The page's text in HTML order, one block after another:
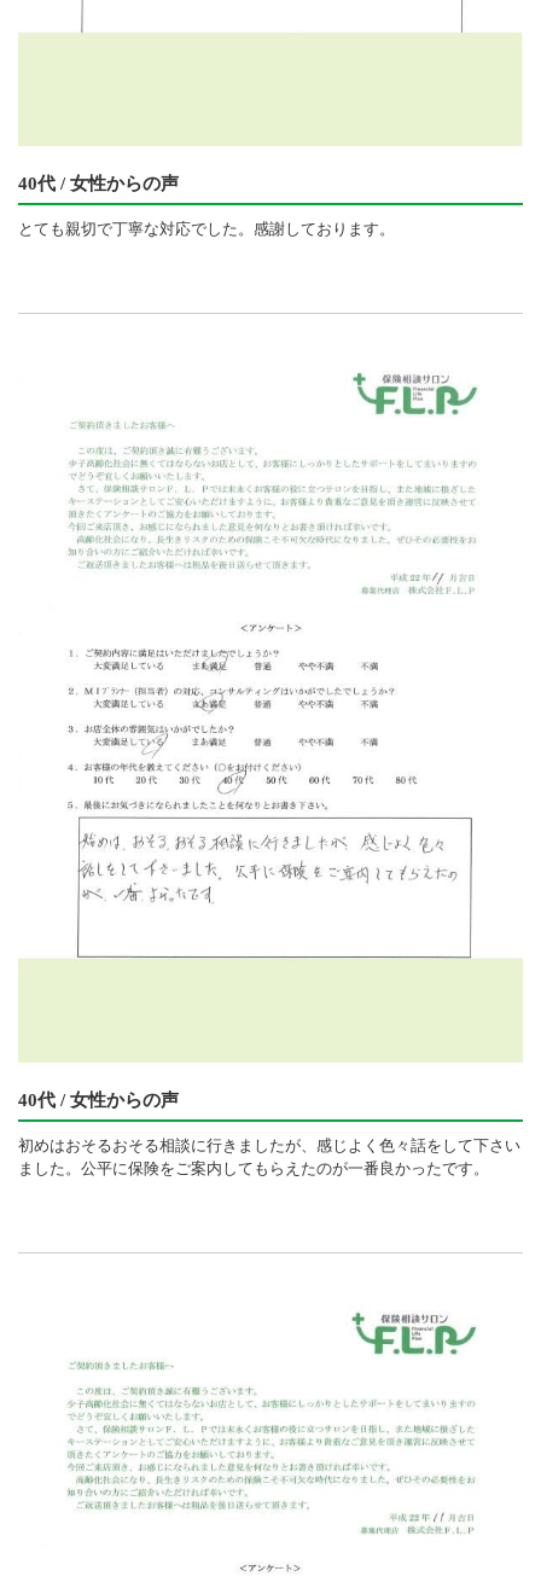
40代 / 女性からの声
とても親切で丁寧な対応でした。感謝しております。
40代 / 女性からの声
初めはおそるおそる相談に行きましたが、感じよく色々話をして下さい
ました。公平に保険をご案内してもらえたのが一番良かったです。